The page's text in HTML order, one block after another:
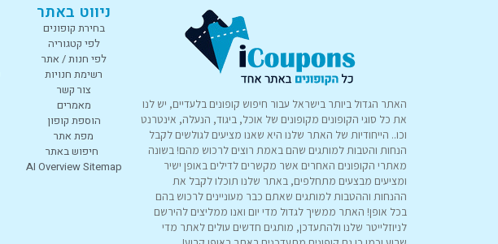
האתר הגדול ביותר בישראל עבור חיפוש קופונים בלעדיים, יש לנו
את כל סוגי הקופונים מקופונים של אוכל, ביגוד, הנעלה, אינטרנט
וכו.. הייחודיות של האתר שלנו היא שאנו מציעים לגולשים לקבל
הנחות והטבות למותגים שהם באמת רוצים לרכוש מהם! בשונה
מאתרי הקופונים האחרים אשר מקשרים לדילים באופן ישיר
ומציעים מבצעים מתחלפים, באתר שלנו תוכלו לקבל את
ההנחות וההטבות למותגים שאתם כבר מעוניינים לרכוש בהם
בכל אופן! האתר ממשיך לגדול מדי יום ואנו ממליצים להירשם
לניוזלייטר שלנו ולהתעדכן, מותגים חדשים עולים לאתר מדי
ניווט באתר
בחירת קופונים
לפי קטגוריה
לפי חנות / אתר
רשימת חנויות
צור קשר
מאמרים
הוספת קופון
מפת אתר
חיפוש באתר
AI Overview Sitemap